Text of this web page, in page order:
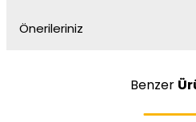
Önerileriniz
Benzer